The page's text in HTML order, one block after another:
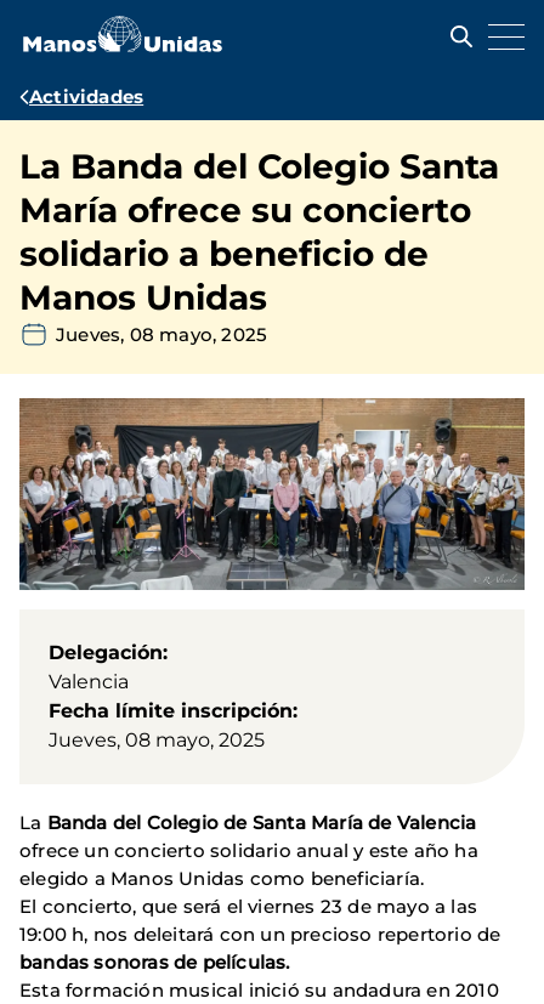
contenido
Ruta
navegación
Actividades
La Banda del Colegio Santa
María ofrece su concierto
solidario a beneficio de
Manos Unidas
Jueves, 08 mayo, 2025
Delegación
Valencia
Fecha límite inscripción
Jueves, 08 mayo, 2025
La Banda del Colegio de Santa María de Valencia
ofrece un concierto solidario anual y este año ha
elegido a Manos Unidas como beneficiaría.
El concierto, que será el viernes 23 de mayo a las
19:00 h, nos deleitará con un precioso repertorio de
bandas sonoras de películas.
Esta formación musical inició su andadura en 2010